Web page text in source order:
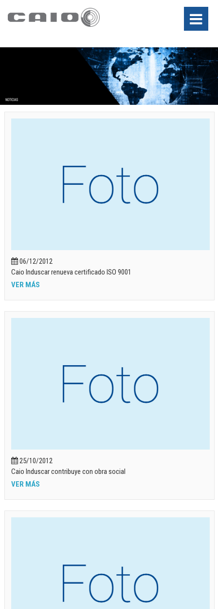
06/12/2012
Caio Induscar renueva certificado ISO 9001
VER MÁS
25/10/2012
Caio Induscar contribuye con obra social
VER MÁS